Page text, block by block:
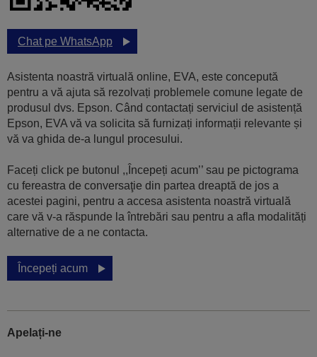
Chat pe WhatsApp
Asistenta noastră virtuală online, EVA, este concepută
pentru a vă ajuta să rezolvați problemele comune legate de
produsul dvs. Epson. Când contactați serviciul de asistență
Epson, EVA vă va solicita să furnizați informații relevante și
vă va ghida de-a lungul procesului.
Faceți click pe butonul ,,Începeți acum’’ sau pe pictograma
cu fereastra de conversaţie din partea dreaptă de jos a
acestei pagini, pentru a accesa asistenta noastră virtuală
care vă v-a răspunde la întrebări sau pentru a afla modalități
alternative de a ne contacta.
Începeți acum
Apelați-ne